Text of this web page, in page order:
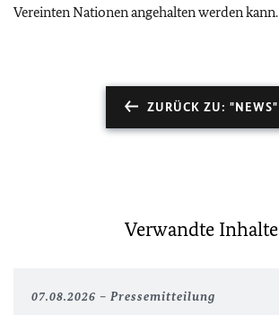
Vereinten Nationen angehalten werden kann.
ZURÜCK ZU: "NEWS"
Verwandte Inhalte
07.08.2026 Pressemitteilung